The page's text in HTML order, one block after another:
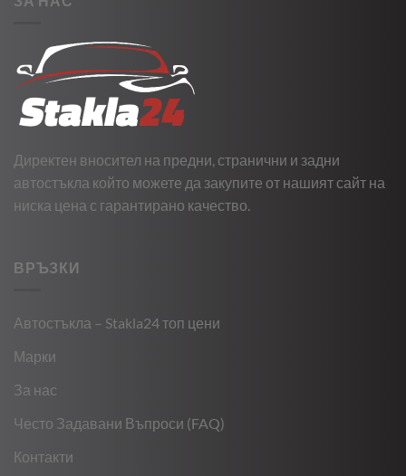
Директен вносител на предни, странични и задни
автостъкла който можете да закупите от нашият сайт на
ниска цена с гарантирано качество.
ВРЪЗКИ
Автостъкла – Stakla24 топ цени
Марки
За нас
Често Задавани Въпроси (FAQ)
Контакти